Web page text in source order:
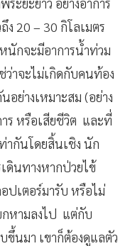
ง 20 – 30 กิโลเมตร
นักจะมีอาการน้ำท่วม
ว่าจะไม่เกิดกับคนท้อง
อย่างเหมาะสม (อย่าง
ร หรือเสียชีวิต และที่
กันโดยสิ้นเชิง นัก
ดินทางหากป่วยไข้
ปเตอร์มารับ หรือไม่
หามลงไป แต่กับ
ขึ้นมา เขาก็ต้องดูแลตัว